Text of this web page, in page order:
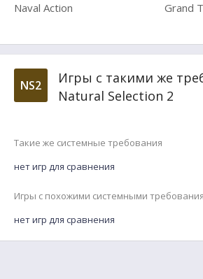
Naval Action Grand
NS2
Игры с такими же
Natural Selection 2
Такие же системные требования
нет игр для сравнения
Игры с похожими системными
нет игр для сравнения